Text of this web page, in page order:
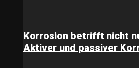
Korrosion betrifft nicht
Aktiver und passiver